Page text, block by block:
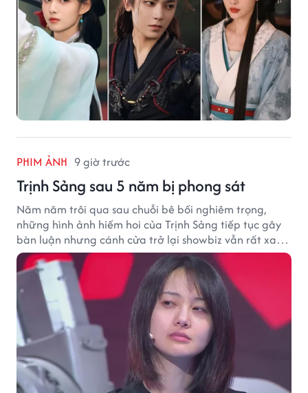
PHIM ẢNH 9 giờ trước
Trịnh Sảng sau 5 năm bị phong sát
Năm năm trôi qua sau chuỗi bê bối nghiêm trọng,
những hình ảnh hiếm hoi của Trịnh Sảng tiếp tục gây
bàn luận nhưng cánh cửa trở lại showbiz vẫn rất xa
vời.